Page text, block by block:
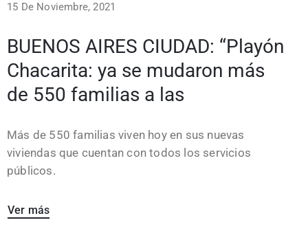
15 De Noviembre, 2021
BUENOS AIRES CIUDAD: “Playón
Chacarita: ya se mudaron más
de 550 familias a las
Más de 550 familias viven hoy en sus nuevas
viviendas que cuentan con todos los servicios
públicos.
Ver más